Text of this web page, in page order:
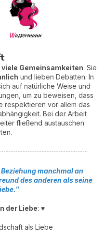
viele Gemeinsamkeiten. Sie
und lieben Debatten. In
auf natürliche Weise und
um zu beweisen, dass
respektieren vor allem das
Bei der Arbeit
fließend austauschen
manchmal an
des anderen als seine
der Liebe: ♥
als Liebe